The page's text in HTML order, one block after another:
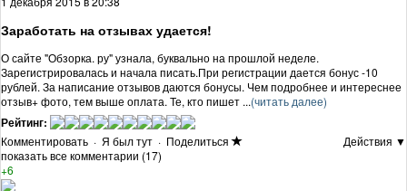
Заработать на отзывах удается!
О сайте "Обзорка. ру" узнала, буквально на прошлой неделе.
Зарегистрировалась и начала писать.При регистрации дается бонус -10
рублей. За написание отзывов даются бонусы. Чем подробнее и интереснее
отзыв+ фото, тем выше оплата. Те, кто пишет ...(читать далее)
Рейтинг:
Комментировать · Я был тут · Поделиться
Действия ▼
показать все комментарии (17)
+6